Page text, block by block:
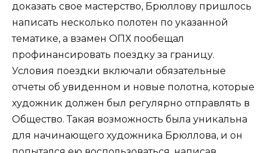
доказать свое мастерство, Брюллову пришлось
написать несколько полотен по указанной
тематике, а взамен ОПХ пообещал
профинансировать поездку за границу.
Условия поездки включали обязательные
отчеты об увиденном и новые полотна, которые
художник должен был регулярно отправлять в
Общество. Такая возможность была уникальна
для начинающего художника Брюллова, и он